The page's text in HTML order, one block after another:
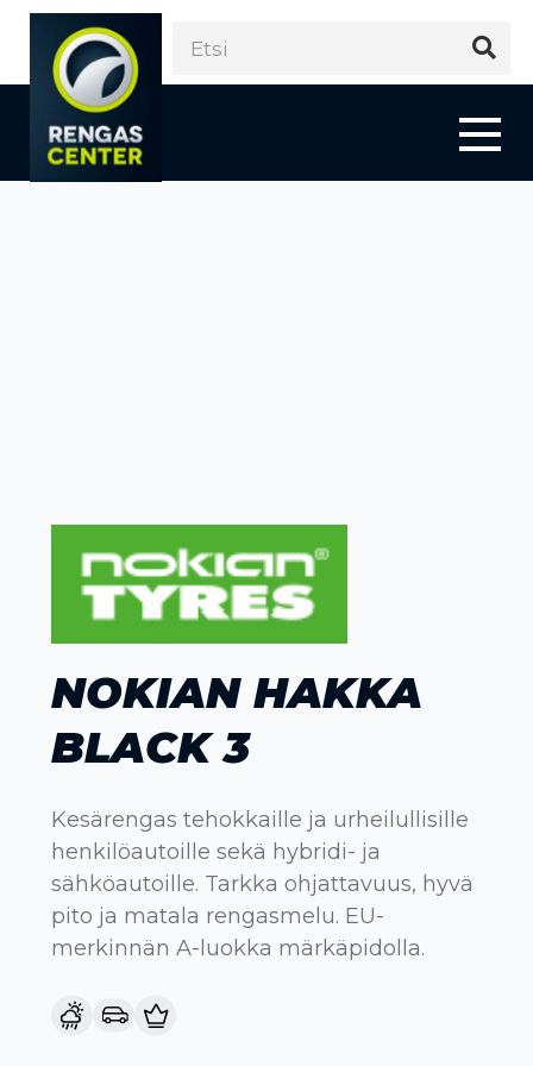
NOKIAN HAKKA
BLACK 3
Kesärengas tehokkaille ja urheilullisille
henkilöautoille sekä hybridi- ja
sähköautoille. Tarkka ohjattavuus, hyvä
pito ja matala rengasmelu. EU-
merkinnän A-luokka märkäpidolla.